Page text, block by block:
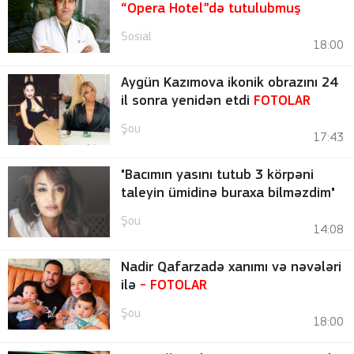
“Opera Hotel”də tutulubmuş
Sosial
18:00
Aygün Kazımova ikonik obrazını 24
il sonra yenidən etdi FOTOLAR
Şou
17:43
"Bacımın yasını tutub 3 körpəni
taleyin ümidinə buraxa bilməzdim"
Şou
14:08
Nadir Qafarzadə xanımı və nəvələri
ilə - FOTOLAR
Şou
18:00